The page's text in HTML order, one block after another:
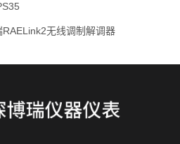
无线调制解调器